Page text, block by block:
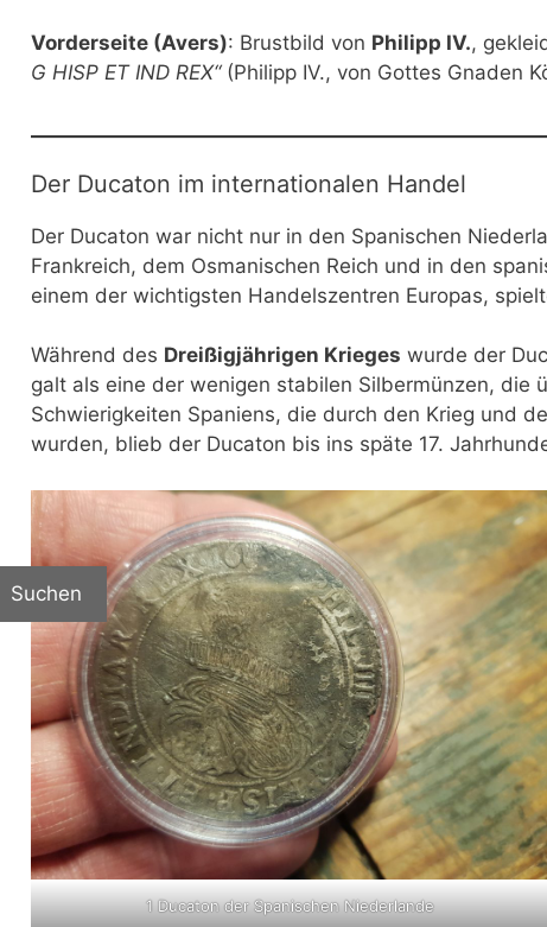
Vorderseite (Avers): Brustbild von Philipp IV.,
G HISP ET IND REX“(Philipp IV., von Gottes Gnaden
Der Ducaton im internationalen Handel
Der Ducaton war nicht nur in den Spanischen
Frankreich, dem Osmanischen Reich und in den
einem der wichtigsten Handelszentren Europas,
Während des Dreißigjährigen Krieges wurde der
galt als eine der wenigen stabilen Silbermünzen,
Schwierigkeiten Spaniens, die durch den Krieg und
wurden, blieb der Ducaton bis ins späte 17.
1 Ducaton der Spanischen Niederlande
Suchen